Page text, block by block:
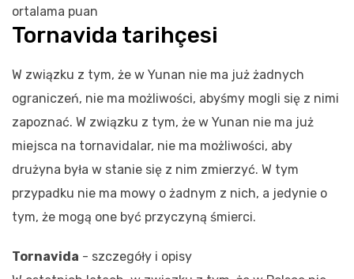
ortalama puan
Tornavida tarihçesi
W związku z tym, że w Yunan nie ma już żadnych
ograniczeń, nie ma możliwości, abyśmy mogli się z nimi
zapoznać. W związku z tym, że w Yunan nie ma już
miejsca na tornavidalar, nie ma możliwości, aby
drużyna była w stanie się z nim zmierzyć. W tym
przypadku nie ma mowy o żadnym z nich, a jedynie o
tym, że mogą one być przyczyną śmierci.
Tornavida - szczegóły i opisy